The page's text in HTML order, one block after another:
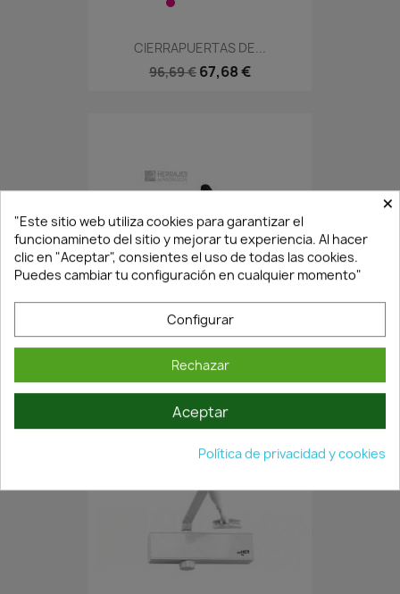
CIERRAPUERTAS DE...
96,69 € 67,68 €
CIERRAPUERTAS DE...
53,91 €37,73 €
×
"Este sitio web utiliza cookies para garantizar el
funcionamineto del sitio y mejorar tu experiencia. Al hacer
clic en "Aceptar", consientes el uso de todas las cookies.
Puedes cambiar tu configuración en cualquier momento"
Configurar
Rechazar
Aceptar
Política de privacidad y cookies